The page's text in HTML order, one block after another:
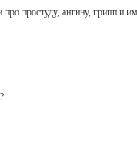
простуду, ангину, грипп и